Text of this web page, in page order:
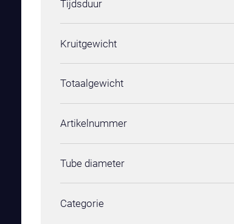
Tijdsduur
Kruitgewicht
Totaalgewicht
Artikelnummer
Tube diameter
Categorie